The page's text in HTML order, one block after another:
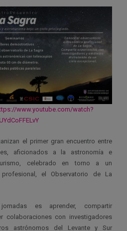
www.youtube.com/watch?
el primer gran encuentro entre
aficionados a la astronomía e
celebrado en torno a un
el Observatorio de La
es aprender, compartir
colaboraciones con investigadores
astrónomos del Levante y Sur